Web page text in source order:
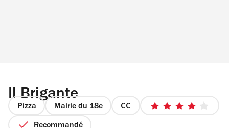
Il Brigante
Pizza Mairie du 18e
prix
4
Recommandé